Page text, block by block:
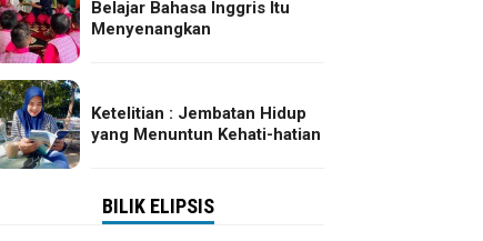
Belajar Bahasa Inggris Itu
Menyenangkan
Ketelitian : Jembatan Hidup
yang Menuntun Kehati-hatian
BILIK ELIPSIS